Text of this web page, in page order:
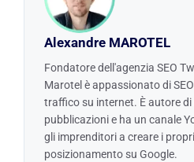
Alexandre MAROTEL
Fondatore dell'agenzia SEO
Marotel è appassionato di
traffico su internet. È autore di
pubblicazioni e ha un canale
gli imprenditori a creare i
posizionamento su Google.